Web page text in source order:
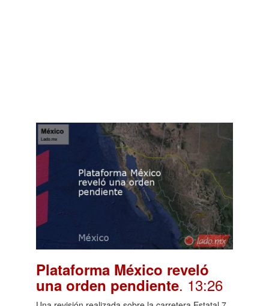
Plataforma México reveló
una orden pendiente. 13:26